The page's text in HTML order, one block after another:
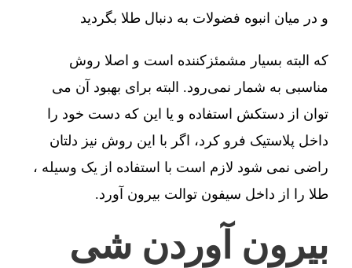
و در میان انبوه فضولات به دنبال طلا بگردید
که البته بسیار مشمئزکننده است و اصلا روش
مناسبی به شمار نمی‌رود. البته برای بهبود آن می
توان از دستکش استفاده و یا این که دست خود را
داخل پلاستیک فرو کرد، اگر با این روش نیز دلتان
راضی نمی شود لازم است با استفاده از یک وسیله ،
طلا را از داخل سیفون توالت بیرون آورد.
بیرون آوردن شی